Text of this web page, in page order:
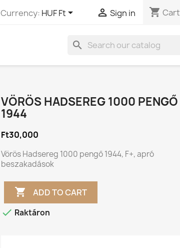
Currency: HUF Ft  Sign in shopping_cart Cart
search
VÖRÖS HADSEREG 1000 PENGŐ
1944
Ft30,000
Vörös Hadsereg 1000 pengő 1944, F+, apró
beszakadások
 ADD TO CART
 Raktáron